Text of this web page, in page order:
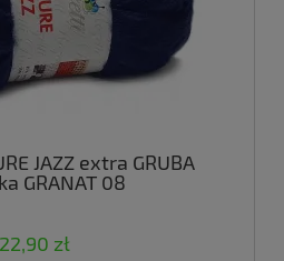
JAZZ extra GRUBA
GRANAT 08
22,90 zł